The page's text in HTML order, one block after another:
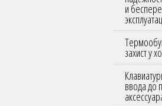
и
захист у
ввода до